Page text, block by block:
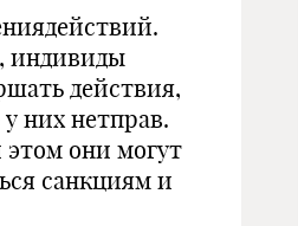
индивиды
действия,
них нетправ.
они могут
санкциям и